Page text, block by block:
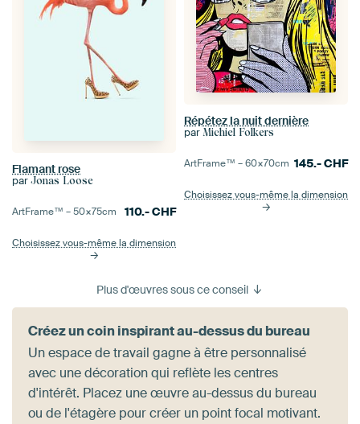
Flamant rose
par Jonas Loose
ArtFrame™ –50×75cm 110.-CHF
Choisissez vous-même la dimension
Répétez la nuit dernière
par Michiel Folkers
ArtFrame™ –60×70cm 145.-CHF
Choisissez vous-même la dimension
Plus d'œuvres sous ce conseil
Créez un coin inspirant au-dessus du bureau
Un espace de travail gagne à être personnalisé
avec une décoration qui reflète les centres
d'intérêt. Placez une œuvre au-dessus du bureau
ou de l'étagère pour créer un point focal motivant.